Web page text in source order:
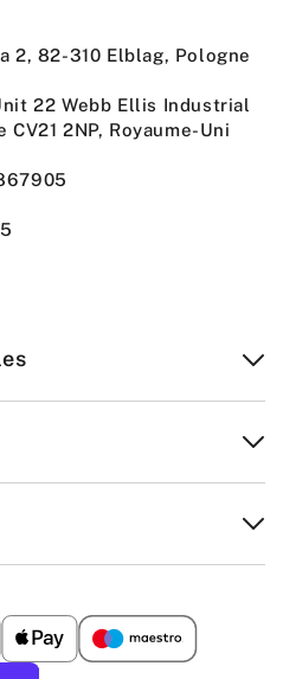
2, 82-310 Elblag, Pologne
22 Webb Ellis Industrial
2NP, Royaume-Uni